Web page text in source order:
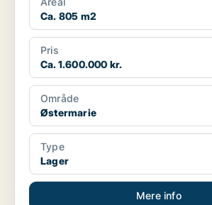
Ca. 805 m2
Pris
Ca. 1.600.000 kr.
Område
Østermarie
Type
Lager
Mere info